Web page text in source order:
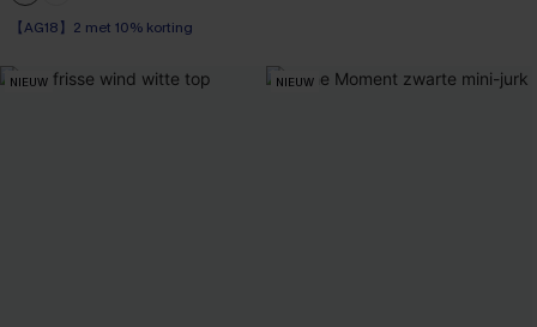
【AG18】2 met 10% korting
NIEUW NIEUW